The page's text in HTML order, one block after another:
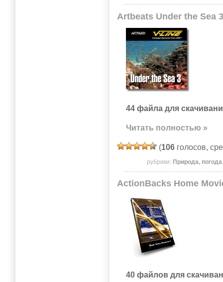
Artbeats Under the Sea
44 файла для
Читать полностью »
(106 голосов,
рубрики: Природа, погода
ActionBacks Home
40 файлов для